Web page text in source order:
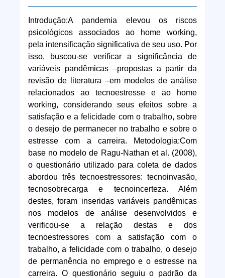
Introdução:A pandemia elevou os riscos
psicológicos associados ao home working,
pela intensificação significativa de seu uso. Por
isso, buscou-se verificar a significância de
variáveis pandêmicas –propostas a partir da
revisão de literatura –em modelos de análise
relacionados ao tecnoestresse e ao home
working, considerando seus efeitos sobre a
satisfação e a felicidade com o trabalho, sobre
o desejo de permanecer no trabalho e sobre o
estresse com a carreira. Metodologia:Com
base no modelo de Ragu-Nathan et al. (2008),
o questionário utilizado para coleta de dados
abordou três tecnoestressores: tecnoinvasão,
tecnosobrecarga e tecnoincerteza. Além
destes, foram inseridas variáveis pandêmicas
nos modelos de análise desenvolvidos e
verificou-se a relação destas e dos
tecnoestressores com a satisfação com o
trabalho, a felicidade com o trabalho, o desejo
de permanência no emprego e o estresse na
carreira. O questionário seguiu o padrão da